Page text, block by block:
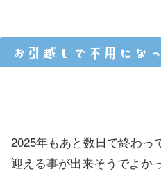
お引越しで不用にな
2025年もあと数日で終わっ
迎える事が出来そうでよか